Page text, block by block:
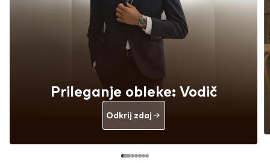
Prileganje obleke: Vodič
Odkrij zdaj